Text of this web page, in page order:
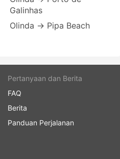
Galinhas
Olinda → Pipa Beach
Pertanyaan dan Berita
FAQ
Berita
Panduan Perjalanan